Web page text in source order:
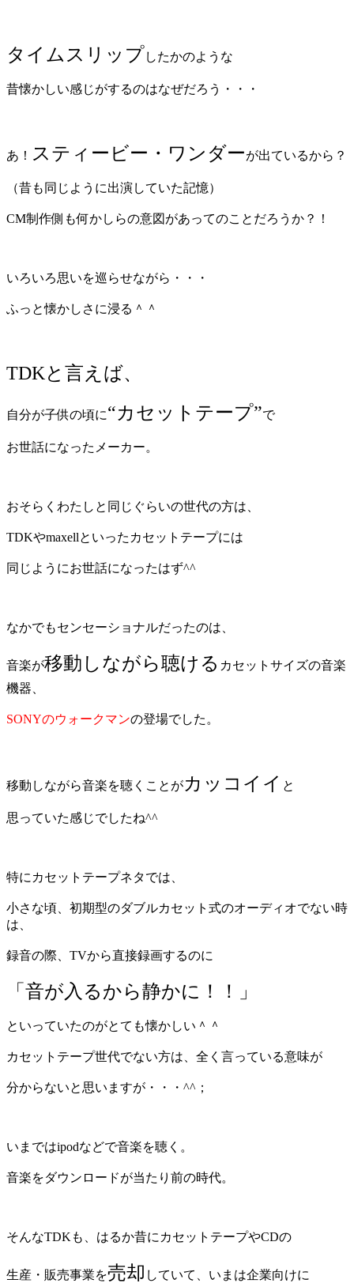
タイムスリップしたかのような
昔懐かしい感じがするのはなぜだろう・・・
あ！ スティービー・ワンダーが出ているから？
（昔も同じように出演していた記憶）
CM制作側も何かしらの意図があってのことだろうか？！
いろいろ思いを巡らせながら・・・
ふっと懐かしさに浸る＾＾
TDKと言えば、
自分が子供の頃に“カセットテープ”で
お世話になったメーカー。
おそらくわたしと同じぐらいの世代の方は、
TDKやmaxellといったカセットテープには
同じようにお世話になったはず^^
なかでもセンセーショナルだったのは、
音楽が移動しながら聴ける カセットサイズの音楽
機器、
SONYのウォークマンの登場でした。
移動しながら音楽を聴くことがカッコイイ と
思っていた感じでしたね^^
特にカセットテープネタでは、
小さな頃、初期型のダブルカセット式のオーディオでない時
は、
録音の際、TVから直接録画するのに
「音が入るから静かに！！」
といっていたのがとても懐かしい＾＾
カセットテープ世代でない方は、全く言っている意味が
分からないと思いますが・・・^^；
いまではipodなどで音楽を聴く。
音楽をダウンロードが当たり前の時代。
そんなTDKも、はるか昔にカセットテープやCDの
生産・販売事業を売却 していて、いまは企業向けに